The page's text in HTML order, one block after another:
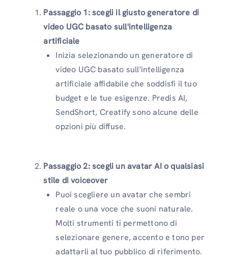
Passaggio 1: scegli il giusto generatore di
video UGC basato sull'intelligenza
artificiale
Inizia selezionando un generatore di
video UGC basato sull'intelligenza
artificiale affidabile che soddisfi il tuo
budget e le tue esigenze. Predis AI,
SendShort, Creatify sono alcune delle
opzioni più diffuse.
Passaggio 2: scegli un avatar AI o qualsiasi
stile di voiceover
Puoi scegliere un avatar che sembri
reale o una voce che suoni naturale.
Molti strumenti ti permettono di
selezionare genere, accento e tono per
adattarli al tuo pubblico di riferimento.